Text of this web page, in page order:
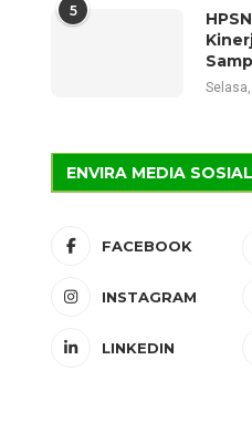
5
ENVIRA MEDIA SOSIAL
FACEBOOK
INSTAGRAM
LINKEDIN